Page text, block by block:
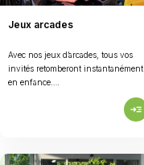
Jeux arcades
Avec nos jeux d’arcades, tous vos
invités retomberont instantanément
en enfance….
read_more